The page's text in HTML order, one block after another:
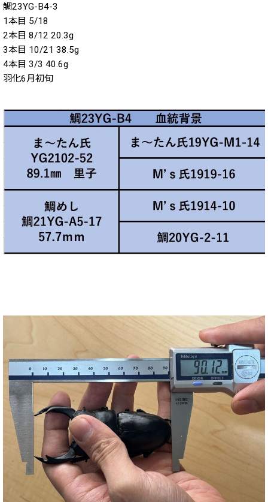
鯛23YG-B4-3
1本目 5/18
2本目 8/12 20.3g
3本目 10/21 38.5g
4本目 3/3 40.6g
羽化6月初旬